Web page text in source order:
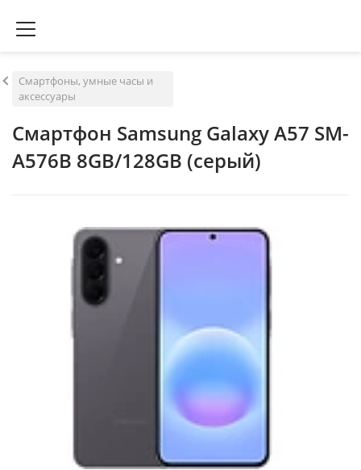
Смартфоны, умные часы и
аксессуары
Смартфон Samsung Galaxy A57 SM-
A576B 8GB/128GB (серый)